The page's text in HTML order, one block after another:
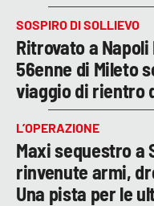
SOSPIRO DI SOLLIEVO
Ritrovato a
56enne di Mileto
viaggio di rientro
L’OPERAZIONE
Maxi sequestro a
rinvenute armi,
Una pista per le